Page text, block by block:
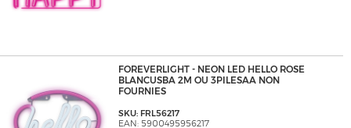
FOREVERLIGHT - NEON LED HELLO ROSE
BLANCUSBA 2M OU 3PILESAA NON
FOURNIES
SKU: FRL56217
EAN: 5900495956217